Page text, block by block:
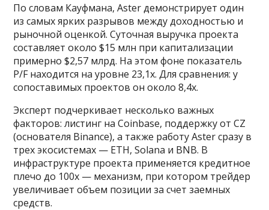
По словам Кауфмана, Aster демонстрирует один
из самых ярких разрывов между доходностью и
рыночной оценкой. Суточная выручка проекта
составляет около $15 млн при капитализации
примерно $2,57 млрд. На этом фоне показатель
P/F находится на уровне 23,1x. Для сравнения: у
сопоставимых проектов он около 8,4x.
Эксперт подчеркивает несколько важных
факторов: листинг на Coinbase, поддержку от CZ
(основателя Binance), а также работу Aster сразу в
трех экосистемах — ETH, Solana и BNB. В
инфраструктуре проекта применяется кредитное
плечо до 100x — механизм, при котором трейдер
увеличивает объем позиции за счет заемных
средств.